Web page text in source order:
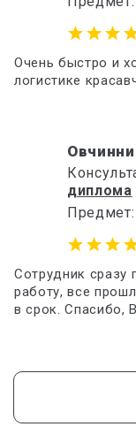
Очень быстро и
логистике
диплома
Предмет:
Сотрудник сразу
работу, все
в срок. Спасибо,